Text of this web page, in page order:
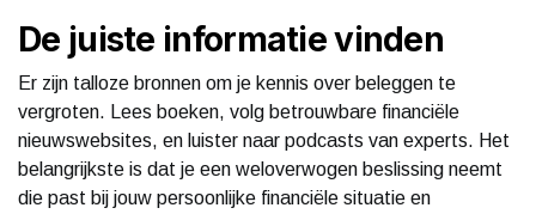
De juiste informatie vinden
Er zijn talloze bronnen om je kennis over beleggen te
vergroten. Lees boeken, volg betrouwbare financiële
nieuwswebsites, en luister naar podcasts van experts. Het
belangrijkste is dat je een weloverwogen beslissing neemt
die past bij jouw persoonlijke financiële situatie en